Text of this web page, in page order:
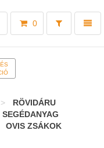
Toggle
0
RÖVIDÁRU
OVIS ZSÁKOK